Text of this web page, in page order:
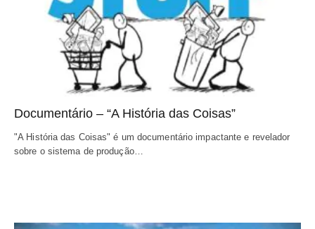
Documentário – “A História das Coisas”
"A História das Coisas" é um documentário impactante e revelador
sobre o sistema de produção…